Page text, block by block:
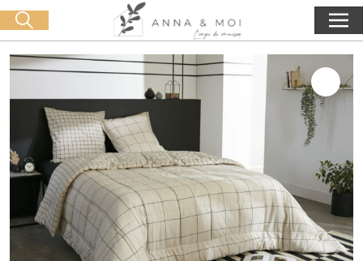
Kostenlose Lieferung ab 60€ Einkauf 0,00€
Suche starten